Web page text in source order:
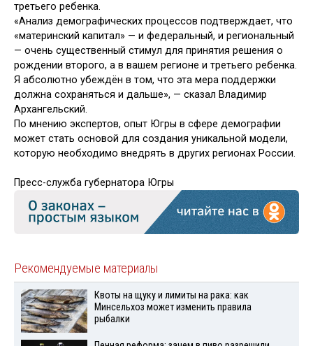
третьего ребенка.
«Анализ демографических процессов подтверждает, что
«материнский капитал» — и федеральный, и региональный
— очень существенный стимул для принятия решения о
рождении второго, а в вашем регионе и третьего ребенка.
Я абсолютно убеждён в том, что эта мера поддержки
должна сохраняться и дальше», — сказал Владимир
Архангельский.
По мнению экспертов, опыт Югры в сфере демографии
может стать основой для создания уникальной модели,
которую необходимо внедрять в других регионах России.
Пресс-служба губернатора Югры
Рекомендуемые материалы
Квоты на щуку и лимиты на рака: как
Минсельхоз может изменить правила
рыбалки